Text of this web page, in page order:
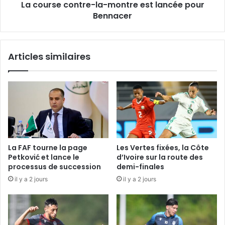
La course contre-la-montre est lancée pour
Bennacer
Articles similaires
La FAF tourne la page
Petković et lance le
processus de succession
il y a 2 jours
Les Vertes fixées, la Côte
d’Ivoire sur la route des
demi-finales
il y a 2 jours